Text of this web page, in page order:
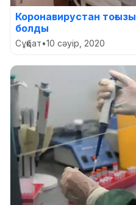
Коронавирустан
болды
Сұқбат•10 сәуір, 2020